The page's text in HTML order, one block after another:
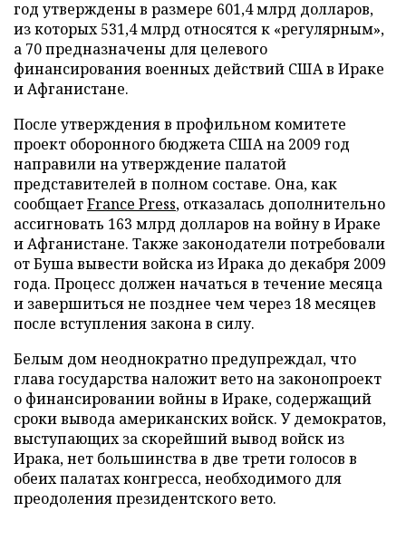
год утверждены в размере 601,4 млрд долларов,
из которых 531,4 млрд относятся к «регулярным»,
а 70 предназначены для целевого
финансирования военных действий США в Ираке
и Афганистане.
После утверждения в профильном комитете
проект оборонного бюджета США на 2009 год
направили на утверждение палатой
представителей в полном составе. Она, как
сообщаетFrance Press, отказалась дополнительно
ассигновать 163 млрд долларов на войну в Ираке
и Афганистане. Также законодатели потребовали
от Буша вывести войска из Ирака до декабря 2009
года. Процесс должен начаться в течение месяца
и завершиться не позднее чем через 18 месяцев
после вступления закона в силу.
Белым дом неоднократно предупреждал, что
глава государства наложит вето на законопроект
о финансировании войны в Ираке, содержащий
сроки вывода американских войск. У демократов,
выступающих за скорейший вывод войск из
Ирака, нет большинства в две трети голосов в
обеих палатах конгресса, необходимого для
преодоления президентского вето.